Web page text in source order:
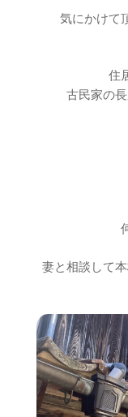
気にかけて
住
古民家の
妻と相談して